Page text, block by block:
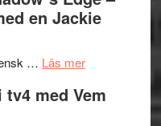
på
Roland
Pöntinen
Artipelag
bjuder
in
samtal
en Jackie
… Läs merom
The
med Vem